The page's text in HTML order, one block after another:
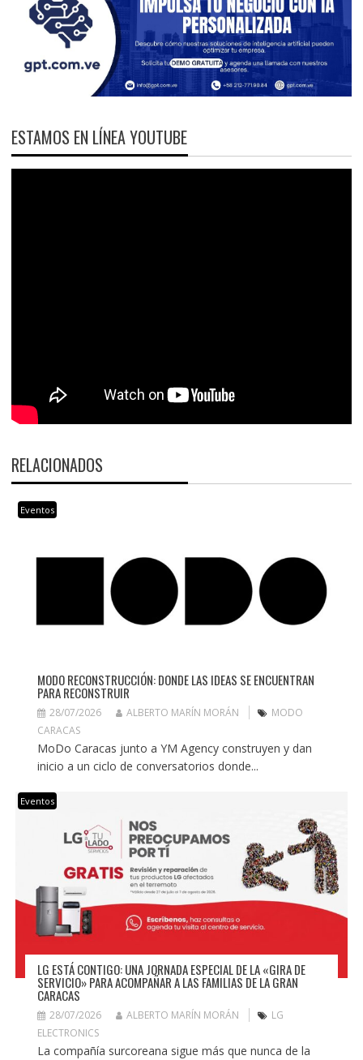
ESTAMOS EN LÍNEA YOUTUBE
RELACIONADOS
Eventos
MODO RECONSTRUCCIÓN: DONDE LAS IDEAS SE ENCUENTRAN
PARA RECONSTRUIR
28/07/2026 ALBERTO MARÍN MORÁN
MODO
CARACAS
MoDo Caracas junto a YM Agency construyen y dan
inicio a un ciclo de conversatorios donde...
Eventos
LG ESTÁ CONTIGO: UNA JORNADA ESPECIAL DE LA «GIRA DE
SERVICIO» PARA ACOMPAÑAR A LAS FAMILIAS DE LA GRAN
CARACAS
28/07/2026 ALBERTO MARÍN MORÁN
LG
ELECTRONICS
La compañía surcoreana sigue más que nunca de la